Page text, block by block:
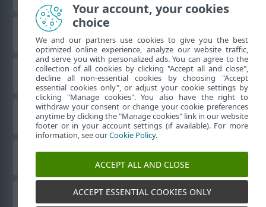
Base de conhecimento da ESET
Fórum ESET
Suporte regional
Outros produtos ESET
Your account, your cookies
choice
We and our partners use cookies to give you the best
optimized online experience, analyze our website traffic,
and serve you with personalized ads. You can agree to the
collection of all cookies by clicking "Accept all and close",
decline all non-essential cookies by choosing "Accept
essential cookies only", or adjust your cookie settings by
clicking "Manage cookies". You also have the right to
withdraw your consent or change your cookie preferences
anytime by clicking the "Manage cookies" link in our website
footer or in your account settings (if available). For more
information, see ourCookie Policy.
ACCEPT ALL AND CLOSE
ACCEPT ESSENTIAL COOKIES ONLY